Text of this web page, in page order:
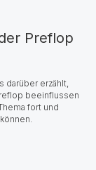
Preflop
darüber erzählt,
beeinflussen
fort und